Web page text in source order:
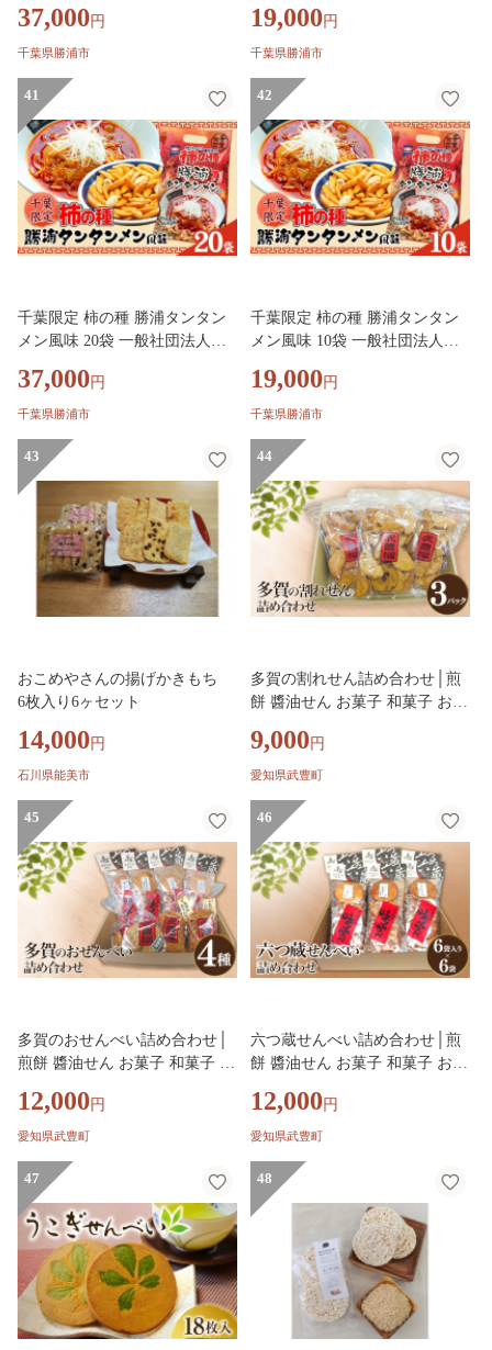
祝除く)》千葉県 勝浦市 お菓子
おつまみ 担々麺【配送不可地域
37,000 円
千葉県勝浦市
祝除く)》千葉県 勝浦市 お菓子
おつまみ 担々麺【配送不可地域
19,000 円
千葉県勝浦市
41
千葉限定 柿の種 勝浦タンタン
メン風味 20袋 一般社団法人勝
予定(土日祝除く)》千葉県 勝浦
市 お菓子 おつまみ 担々麺【配
37,000 円
千葉県勝浦市
42
千葉限定 柿の種 勝浦タンタン
メン風味 10袋 一般社団法人勝
予定(土日祝除く)》千葉県 勝浦
市 お菓子 おつまみ 担々麺【配
19,000 円
千葉県勝浦市
43
おこめやさんの揚げかきもち
6枚入り6ヶセット
14,000 円
石川県能美市
44
多賀の割れせん詰め合わせ│煎
餅 醬油せん お菓子 和菓子 おせ
9,000 円
愛知県武豊町
45
多賀のおせんべい詰め合わせ│
煎餅 醬油せん お菓子 和菓子 お
12,000 円
愛知県武豊町
46
六つ蔵せんべい詰め合わせ│煎
餅 醬油せん お菓子 和菓子 おせ
12,000 円
愛知県武豊町
47 48